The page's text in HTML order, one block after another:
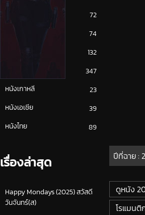
72
74
132
347
หนังเกาหลี
23
หนังเอเชีย
39
หนังไทย
89
เรื่องล่าสุด
Happy Mondays (2025) สวัสดี
วันจันทร์(ส)
ปีที่ฉาย :
ดูหนัง
โรแมนติ